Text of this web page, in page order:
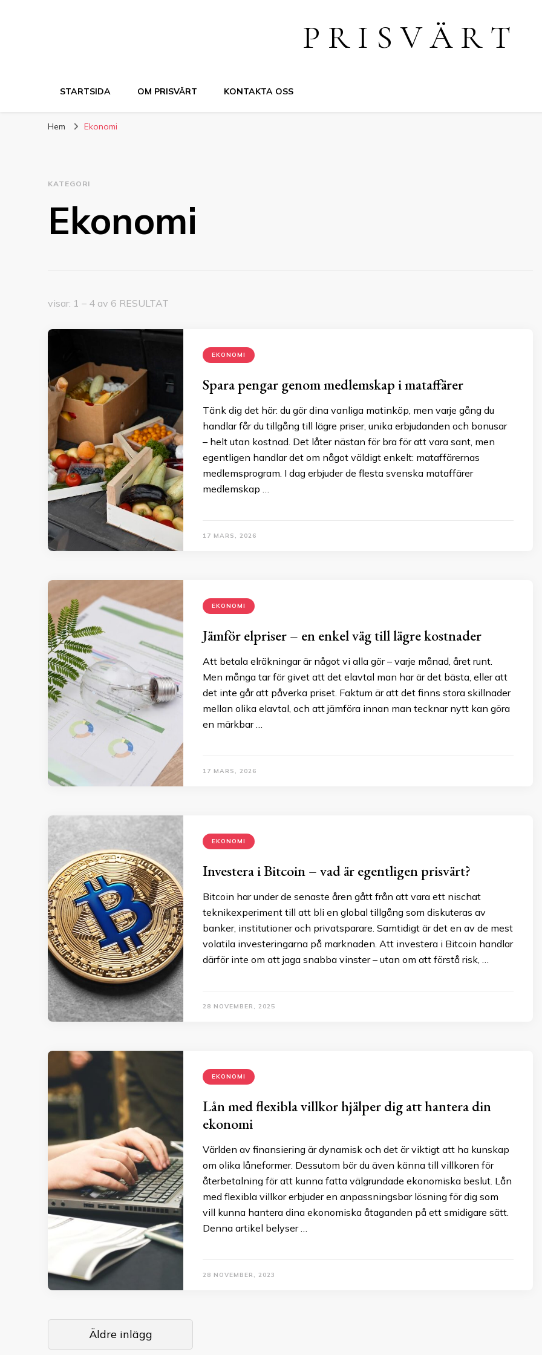
P R I S V Ä R T
STARTSIDA OM PRISVÄRT KONTAKTA OSS
Hem Ekonomi
KATEGORI
Ekonomi
visar: 1 – 4 av 6 RESULTAT
EKONOMI
Spara pengar genom medlemskap i mataffärer
Tänk dig det här: du gör dina vanliga matinköp, men varje gång du
handlar får du tillgång till lägre priser, unika erbjudanden och bonusar
– helt utan kostnad. Det låter nästan för bra för att vara sant, men
egentligen handlar det om något väldigt enkelt: mataffärernas
medlemsprogram. I dag erbjuder de flesta svenska mataffärer
medlemskap …
17 MARS, 2026
EKONOMI
Jämför elpriser – en enkel väg till lägre kostnader
Att betala elräkningar är något vi alla gör – varje månad, året runt.
Men många tar för givet att det elavtal man har är det bästa, eller att
det inte går att påverka priset. Faktum är att det finns stora skillnader
mellan olika elavtal, och att jämföra innan man tecknar nytt kan göra
en märkbar …
17 MARS, 2026
EKONOMI
Investera i Bitcoin – vad är egentligen prisvärt?
Bitcoin har under de senaste åren gått från att vara ett nischat
teknikexperiment till att bli en global tillgång som diskuteras av
banker, institutioner och privatsparare. Samtidigt är det en av de mest
volatila investeringarna på marknaden. Att investera i Bitcoin handlar
därför inte om att jaga snabba vinster – utan om att förstå risk, …
28 NOVEMBER, 2025
EKONOMI
Lån med flexibla villkor hjälper dig att hantera din
ekonomi
Världen av finansiering är dynamisk och det är viktigt att ha kunskap
om olika låneformer. Dessutom bör du även känna till villkoren för
återbetalning för att kunna fatta välgrundade ekonomiska beslut. Lån
med flexibla villkor erbjuder en anpassningsbar lösning för dig som
vill kunna hantera dina ekonomiska åtaganden på ett smidigare sätt.
Denna artikel belyser …
28 NOVEMBER, 2023
Inläggsnavigering
Äldre inlägg